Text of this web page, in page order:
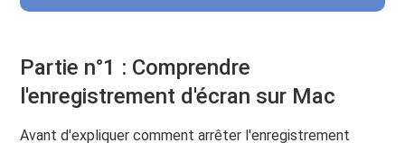
Partie n°1 : Comprendre
l'enregistrement d'écran sur Mac
Avant d'expliquer comment arrêter l'enregistrement